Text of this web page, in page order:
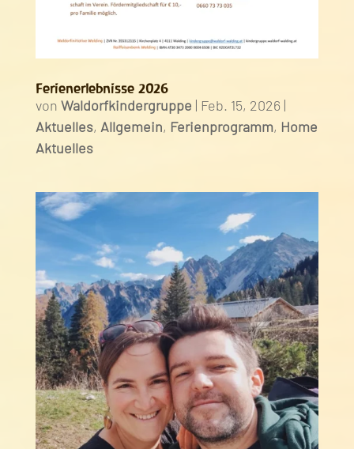
Ferienerlebnisse 2026
von Waldorfkindergruppe | Feb. 15, 2026 |
Aktuelles, Allgemein, Ferienprogramm, Home
Aktuelles